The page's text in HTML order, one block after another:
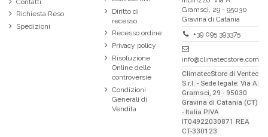
Richiesta Reso
Spedizioni
Diritto di
recesso
Recesso ordine
Privacy policy
Risoluzione
Online delle
controversie
Condizioni
Generali di
Vendita
Gramsci, 29 - 95030
Gravina di Catania
+39 095 393375
info@climatecstore.com
ClimatecStore di Ventec
S.r.l. - Sede legale: Via A.
Gramsci, 29 - 95030
Gravina di Catania (CT)
- Italia P.IVA
IT04922030871 REA
CT-330123